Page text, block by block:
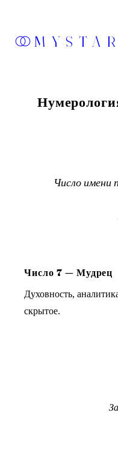
Число имени
Число 7 — Мудрец
Духовность,
скрытое.